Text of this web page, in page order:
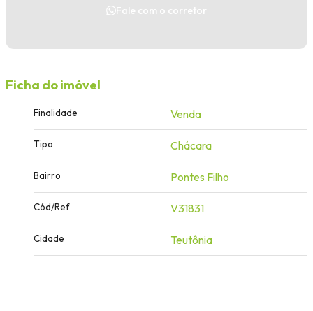
Fale com o corretor
Ficha do imóvel
Finalidade Venda
Tipo Chácara
Bairro Pontes Filho
Cód/Ref V31831
Cidade Teutônia